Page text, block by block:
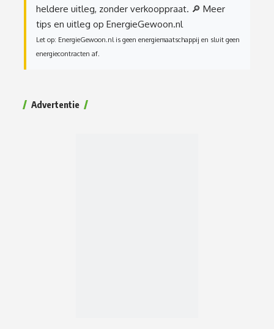
heldere uitleg, zonder verkooppraat. 🔎 Meer
tips en uitleg op EnergieGewoon.nl
Let op: EnergieGewoon.nl is geen energiemaatschappij en sluit geen
energiecontracten af.
Advertentie